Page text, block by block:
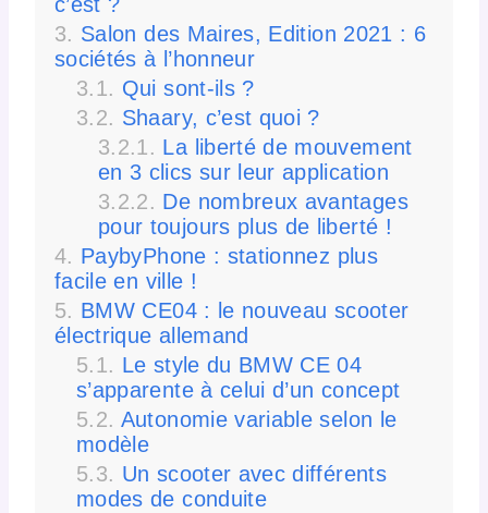
Salon des Maires, Edition 2021 : 6
sociétés à l’honneur
Qui sont-ils ?
Shaary, c’est quoi ?
La liberté de mouvement
en 3 clics sur leur application
De nombreux avantages
pour toujours plus de liberté !
PaybyPhone : stationnez plus
facile en ville !
BMW CE04 : le nouveau scooter
électrique allemand
Le style du BMW CE 04
s’apparente à celui d’un concept
Autonomie variable selon le
modèle
Un scooter avec différents
modes de conduite